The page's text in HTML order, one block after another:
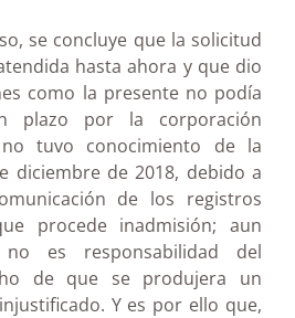
se concluye que la solicitud
hasta ahora y que dio
como la presente no podía
plazo por la corporación
tuvo conocimiento de la
diciembre de 2018, debido a
de los registros
procede inadmisión; aun
es responsabilidad del
de que se produjera un
Y es por ello que,